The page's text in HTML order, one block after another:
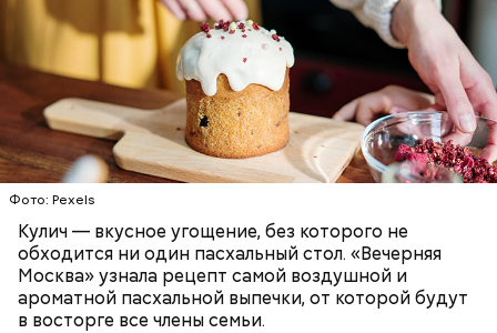
Фото: Pexels
Кулич — вкусное угощение, без которого не
обходится ни один пасхальный стол. «Вечерняя
Москва» узнала рецепт самой воздушной и
ароматной пасхальной выпечки, от которой будут
в восторге все члены семьи.
Первый необычный рецепт кулича несколько
отличается от классической рецептуры, так как
содержит нестандартную начинку:
ПРАЗДНИКИ РЕЦЕПТЫ ПАСХА